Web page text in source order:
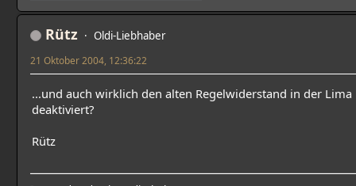
Rütz Oldi-Liebhaber
21 Oktober 2004, 12:36:22
...und auch wirklich den alten Regelwiderstand in der Lima
deaktiviert?
Rütz